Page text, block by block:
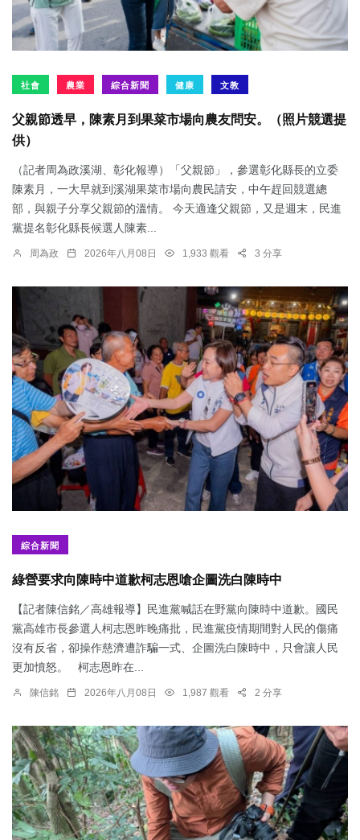
社會 農業 綜合新聞 健康 文教
父親節透早，陳素月到果菜市場向農友問安。（照片競選提
供）
（記者周為政溪湖、彰化報導）「父親節」，參選彰化縣長的立委
陳素月，一大早就到溪湖果菜市場向農民請安，中午趕回競選總
部，與親子分享父親節的溫情。 今天適逢父親節，又是週末，民進
黨提名彰化縣長候選人陳素...
周為政 2026年八月08日 1,933 觀看 3 分享
綜合新聞
綠營要求向陳時中道歉柯志恩嗆企圖洗白陳時中
【記者陳信銘／高雄報導】民進黨喊話在野黨向陳時中道歉。國民
黨高雄市長參選人柯志恩昨晚痛批，民進黨疫情期間對人民的傷痛
沒有反省，卻操作慈濟遭詐騙一式、企圖洗白陳時中，只會讓人民
更加憤怒。 柯志恩昨在...
陳信銘 2026年八月08日 1,987 觀看 2 分享